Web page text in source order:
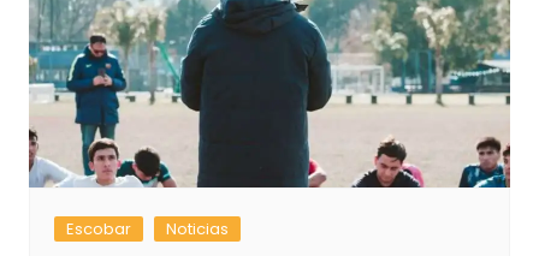
Escobar Noticias